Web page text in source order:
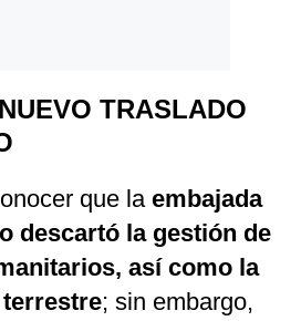
TRASLADO
que laembajada
descartó la gestión de
así como la
; sin embargo,